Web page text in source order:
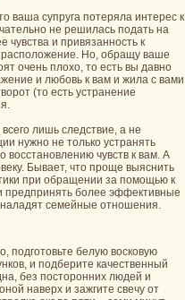
ваша супруга потеряла интерес к
не решилась подать на
чувства и привязанность к
расположение. Но, обращу ваше
очень плохо, то есть вы давно
и любовь к вам и жила с вами
(то есть устранение
лишь следствие, а не
нужно не только устранять
восстановлению чувств к вам. А
Бывает, что проще выяснить
при обращении за помощью к
предпринять более эффективные
семейные отношения.
подготовьте белую восковую
и подберите качественный
без посторонних людей и
наверх и зажгите свечу от